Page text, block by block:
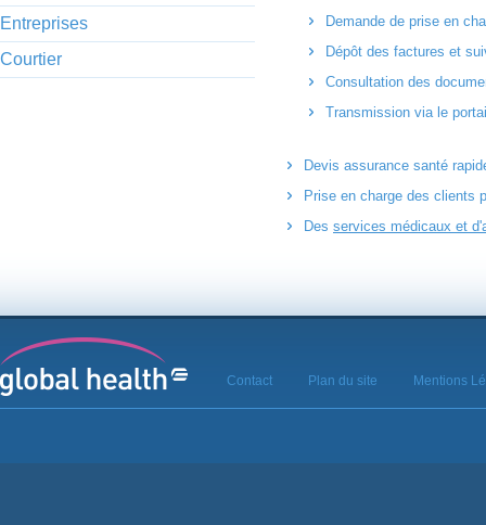
Entreprises
Courtier
Demande de prise en
Dépôt des factures et
Consultation des
Transmission via le
Devis assurance santé
Prise en charge des clients
Des services médicaux et
Contact Plan du site Mentions